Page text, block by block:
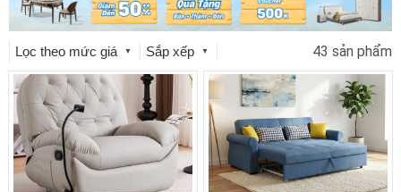
Lọc theo mức giá ▼ Sắp xếp ▼ 43 sản phẩm